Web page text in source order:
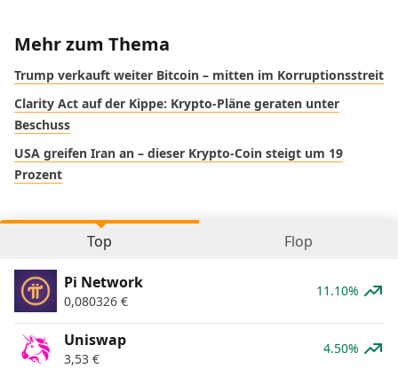
Mehr zum Thema
Trump verkauft weiter Bitcoin – mitten im Korruptionsstreit
Clarity Act auf der Kippe: Krypto-Pläne geraten unter
Beschuss
USA greifen Iran an – dieser Krypto-Coin steigt um 19
Prozent
Top Flop
Pi Network
0,080326 €
11.10%
Uniswap
3,53 €
4.50%